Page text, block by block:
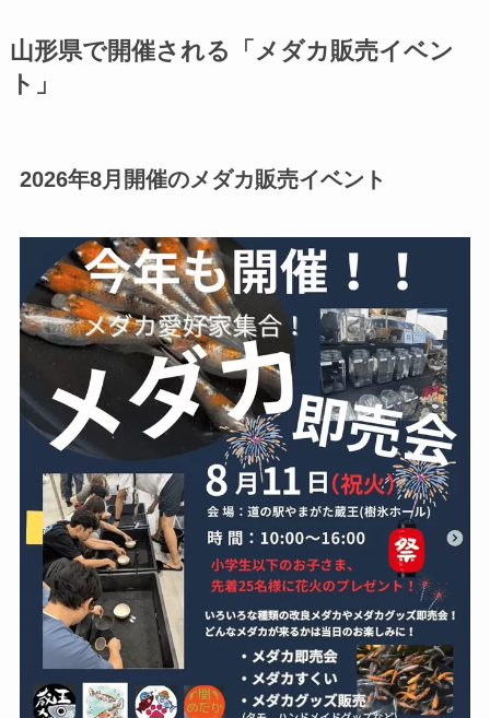
山形県で開催される「メダカ販売イベン
ト」
2026年8月開催のメダカ販売イベント